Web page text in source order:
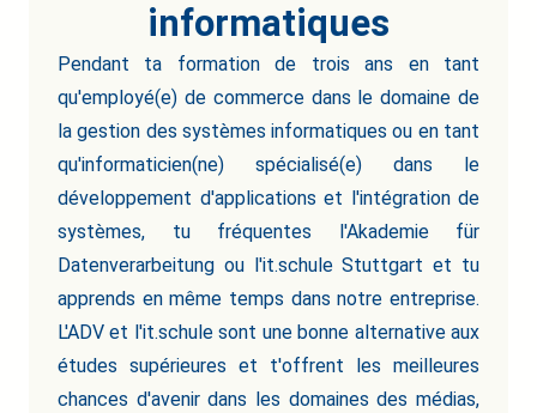
informatiques
Pendant ta formation de trois ans en tant
qu'employé(e) de commerce dans le domaine de
la gestion des systèmes informatiques ou en tant
qu'informaticien(ne) spécialisé(e) dans le
développement d'applications et l'intégration de
systèmes, tu fréquentes l'Akademie für
Datenverarbeitung ou l'it.schule Stuttgart et tu
apprends en même temps dans notre entreprise.
L'ADV et l'it.schule sont une bonne alternative aux
études supérieures et t'offrent les meilleures
chances d'avenir dans les domaines des médias,